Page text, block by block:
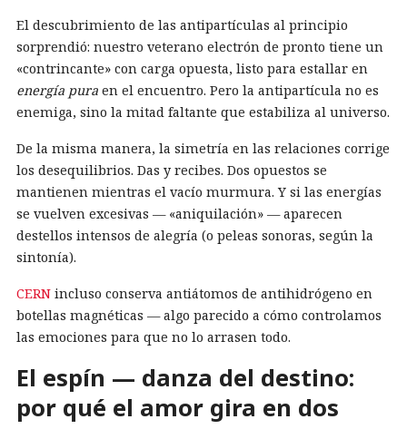
El descubrimiento de las antipartículas al principio
sorprendió: nuestro veterano electrón de pronto tiene un
«contrincante» con carga opuesta, listo para estallar en
energía pura en el encuentro. Pero la antipartícula no es
enemiga, sino la mitad faltante que estabiliza al universo.
De la misma manera, la simetría en las relaciones corrige
los desequilibrios. Das y recibes. Dos opuestos se
mantienen mientras el vacío murmura. Y si las energías
se vuelven excesivas — «aniquilación» — aparecen
destellos intensos de alegría (o peleas sonoras, según la
sintonía).
CERN incluso conserva antiátomos de antihidrógeno en
botellas magnéticas — algo parecido a cómo controlamos
las emociones para que no lo arrasen todo.
El espín — danza del destino:
por qué el amor gira en dos